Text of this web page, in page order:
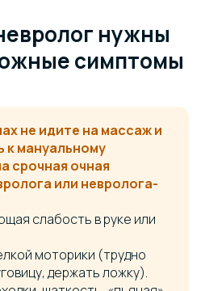
нужны
симптомы
не идите на массаж и
к мануальному
срочная очная
или невролога-
слабость в руке или
моторики (трудно
держать ложку).